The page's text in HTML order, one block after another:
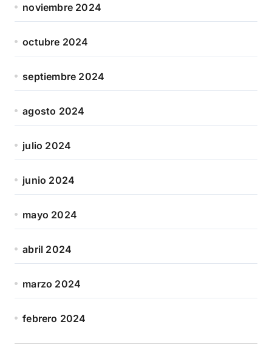
noviembre 2024
octubre 2024
septiembre 2024
agosto 2024
julio 2024
junio 2024
mayo 2024
abril 2024
marzo 2024
febrero 2024